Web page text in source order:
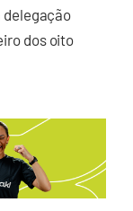
delegação
dos oito